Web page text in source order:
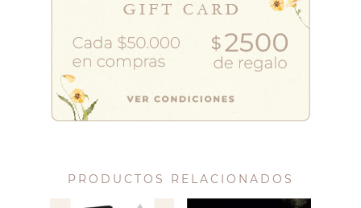
PRODUCTOS RELACIONADOS